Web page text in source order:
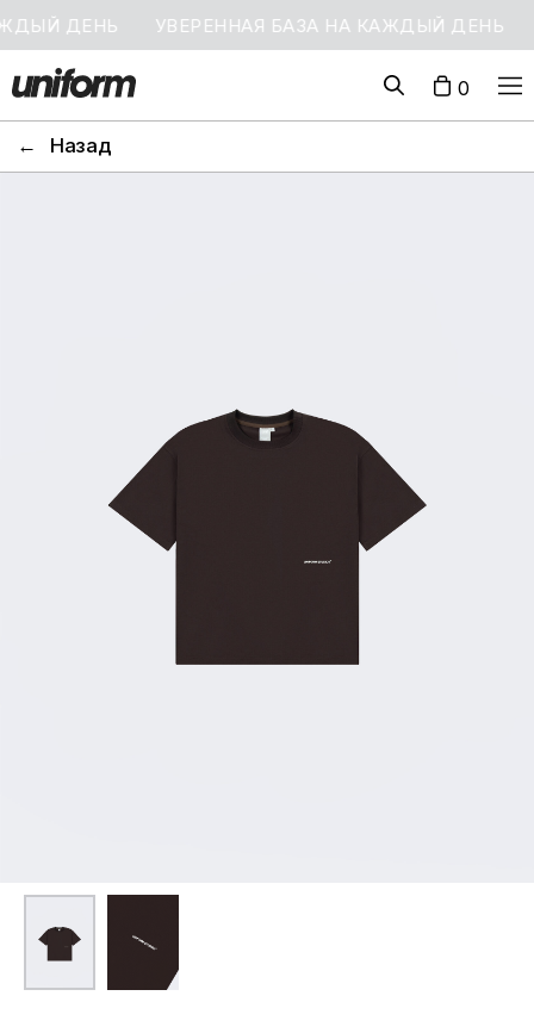
ДЕНЬ УВЕРЕННАЯ БАЗА НА КАЖДЫЙ ДЕНЬ
0
Назад
←